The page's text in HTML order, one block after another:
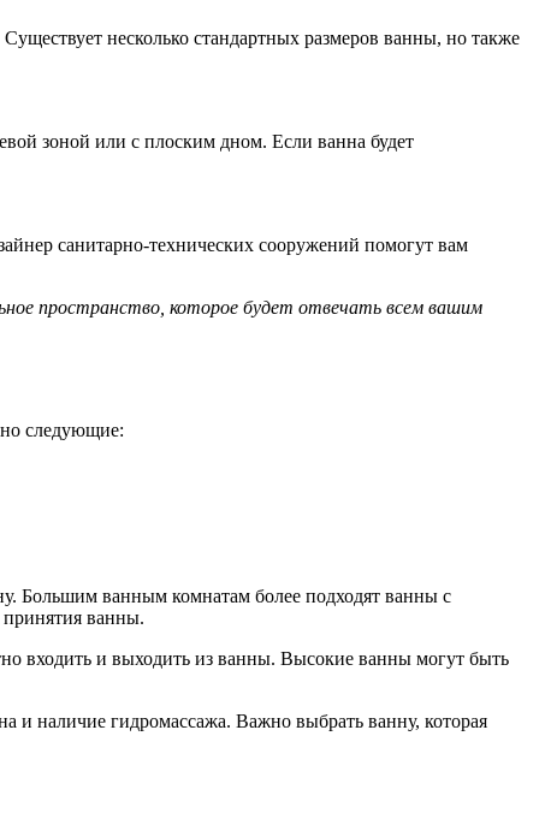
несколько стандартных размеров ванны, но также
зоной или с плоским дном. Если ванна будет
санитарно-технических сооружений помогут вам
пространство, которое будет отвечать всем вашим
следующие:
Большим ванным комнатам более подходят ванны с
ванны.
входить и выходить из ванны. Высокие ванны могут быть
и наличие гидромассажа. Важно выбрать ванну, которая